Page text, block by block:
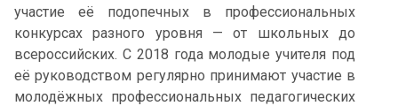
участие её подопечных в профессиональных
конкурсах разного уровня — от школьных до
всероссийских. С 2018 года молодые учителя под
её руководством регулярно принимают участие в
молодёжных профессиональных педагогических